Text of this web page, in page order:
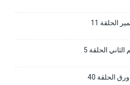
الحلقة 11
الحلقة 5
الحلقة 40